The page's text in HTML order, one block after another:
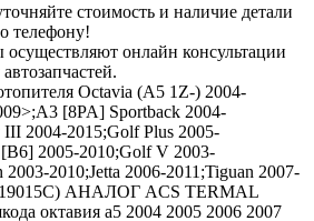
стоимость и наличие детали
телефону!
онлайн консультации
Octavia (A5 1Z-) 2004-
[8PA] Sportback 2004-
III 2004-2015;Golf Plus 2005-
[B6] 2005-2010;Golf V 2003-
2003-2010;Jetta 2006-2011;Tiguan 2007-
АНАЛОГ ACS TERMAL
октавия а5 2004 2005 2006 2007